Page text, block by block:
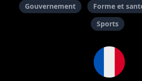
Gouvernement
Forme et
Sports